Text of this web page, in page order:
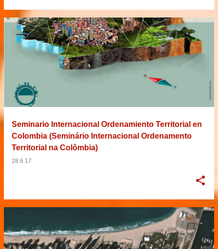
Seminario Internacional Ordenamiento Territorial en
Colombia (Seminário Internacional Ordenamento
Territorial na Colômbia)
28.6.17